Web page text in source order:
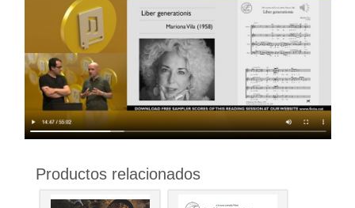
Productos relacionados